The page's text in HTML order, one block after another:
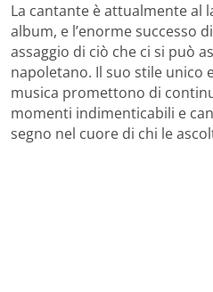
La cantante è attualmente al
album, e l’enorme successo di
assaggio di ciò che ci si può
napoletano. Il suo stile unico
musica promettono di
momenti indimenticabili e
segno nel cuore di chi le